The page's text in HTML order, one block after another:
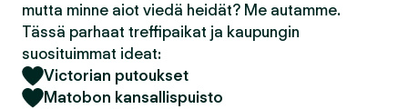
mutta minne aiot viedä heidät? Me autamme.
Tässä parhaat treffipaikat ja kaupungin
suosituimmat ideat:
Victorian putoukset
Matobon kansallispuisto